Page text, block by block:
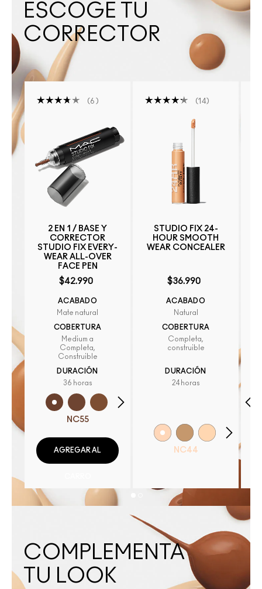
ESCOGE TU
CORRECTOR
6
2 EN 1 / BASE Y
CORRECTOR
STUDIO FIX EVERY-
WEAR ALL-OVER
FACE PEN
$42.990
ACABADO
Mate natural
COBERTURA
Medium a
Completa,
Construible
DURACIÓN
36 horas
NC55
AGREGAR AL
14
STUDIO FIX 24-
HOUR SMOOTH
WEAR CONCEALER
$36.990
ACABADO
Natural
COBERTURA
Completa,
construible
DURACIÓN
24 horas
NC44
COMPLEMENTA
TU LOOK